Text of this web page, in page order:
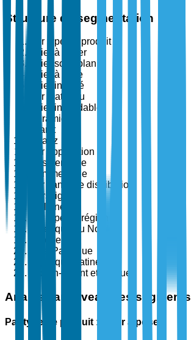
Structure de segmentation
Par type de produit
Évier à poser
Évier sous plan
Évier à cuve
Évier intégré
Par matériau
Acier inoxydable
Céramique
Granit
Quartz
Par application
Résidentielle
Commerciale
Par canal de distribution
Hors ligne
En ligne
Par type de région
Amérique du Nord
Europe
Asie-Pacifique
Amérique Latine
Moyen-Orient et Afrique
Analyse au niveau des segments
Par type de produit : Évier à poser